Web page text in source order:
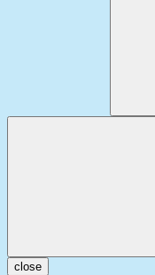
close